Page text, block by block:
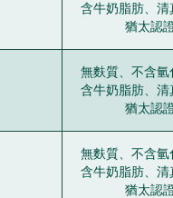
含牛奶脂肪、清
猶太認
無麩質、不含氫
含牛奶脂肪、清
猶太認
無麩質、不含氫
含牛奶脂肪、清
猶太認